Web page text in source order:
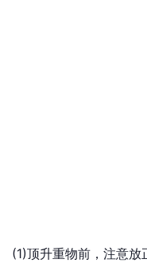
(1)顶升重物前，注意放